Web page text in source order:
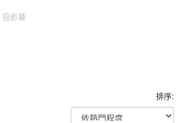
投影幕
排序: